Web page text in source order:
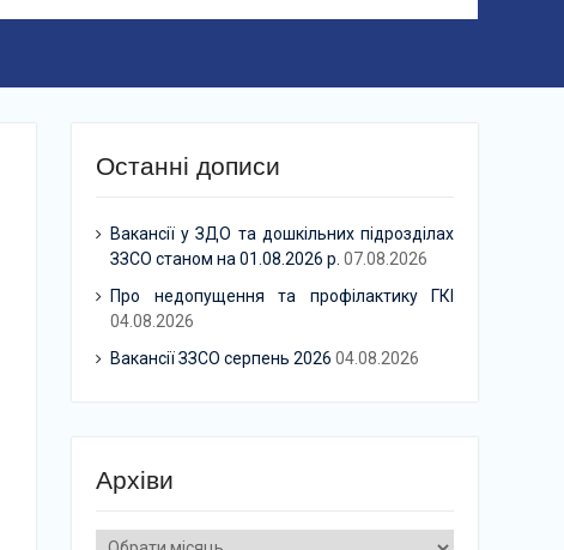
Останні дописи
Вакансії у ЗДО та дошкільних підрозділах
ЗЗСО станом на 01.08.2026 р. 07.08.2026
Про недопущення та профілактику ГКІ
04.08.2026
Вакансії ЗЗСО серпень 2026 04.08.2026
Архіви
Архіви